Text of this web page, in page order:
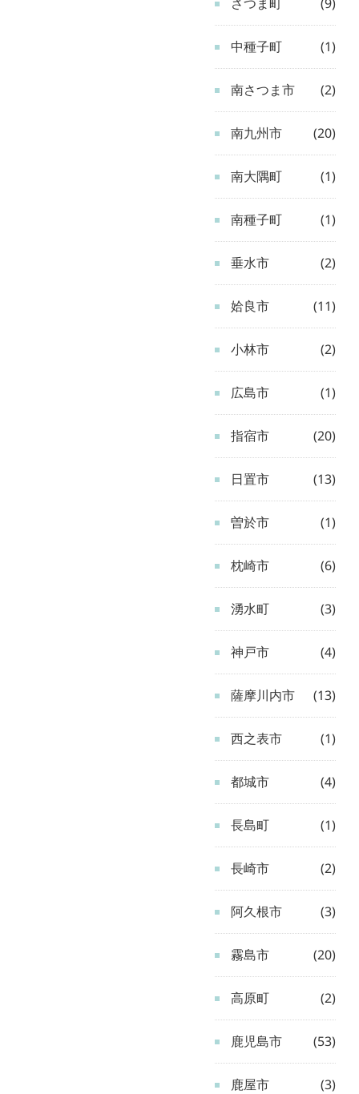
中種子町 (1)
南さつま市 (2)
南九州市 (20)
南大隅町 (1)
南種子町 (1)
垂水市 (2)
姶良市 (11)
小林市 (2)
広島市 (1)
指宿市 (20)
日置市 (13)
曽於市 (1)
枕崎市 (6)
湧水町 (3)
神戸市 (4)
薩摩川内市 (13)
西之表市 (1)
都城市 (4)
長島町 (1)
長崎市 (2)
阿久根市 (3)
霧島市 (20)
高原町 (2)
鹿児島市 (53)
鹿屋市 (3)